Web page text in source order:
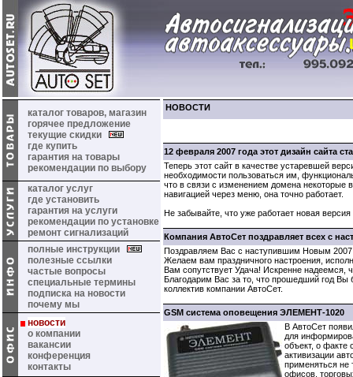
каталог товаров, магазин
горячее предложение
текущие скидки
где купить
гарантия на товары
рекомендации по выбору
каталог услуг
где установить
гарантия на услуги
рекомендации по установке
ремонт сигнализаций
полные инструкции
полезные ссылки
частые вопросы
специальные термины
подписка на новости
почему мы
новости
о компании
вакансии
конференция
контакты
НОВОСТИ
12 февраля 2007 года этот дизайн сайта
Теперь этот сайт в качестве устаревшей
необходимости пользоваться им,
что в связи с изменением домена некоторые
навигацией через меню, она точно работает.
Не забывайте, что уже работает новая
Компания АвтоСет поздравляет всех с
Поздравляем Вас с наступившим Новым
Желаем вам праздничного настроения,
Вам сопутствует Удача! Искренне надеемся,
Благодарим Вас за то, что прошедший год
коллектив компании АвтоСет.
GSM система оповещения ЭЛЕМЕНТ-1020
В АвтоСет
для
объект, о факте
активизации
применяться не
офисов,